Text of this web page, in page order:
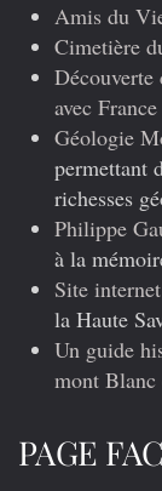
Amis du
Cimetière
avec
Géologie
permettant
richesses
Philippe
à la
Site
la Haute
Un guide
mont Blanc
PAGE